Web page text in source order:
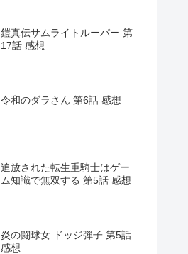
鎧真伝サムライトルーパー 第
17話 感想
令和のダラさん 第6話 感想
追放された転生重騎士はゲー
ム知識で無双する 第5話 感想
炎の闘球女 ドッジ弾子 第5話
感想